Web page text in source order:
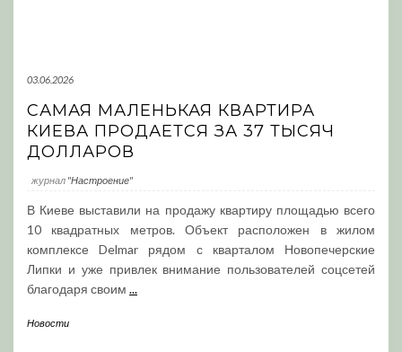
03.06.2026
САМАЯ МАЛЕНЬКАЯ КВАРТИРА
КИЕВА ПРОДАЕТСЯ ЗА 37 ТЫСЯЧ
ДОЛЛАРОВ
журнал "Настроение"
В Киеве выставили на продажу квартиру площадью всего
10 квадратных метров. Объект расположен в жилом
комплексе Delmar рядом с кварталом Новопечерские
Липки и уже привлек внимание пользователей соцсетей
благодаря своим ...
Новости